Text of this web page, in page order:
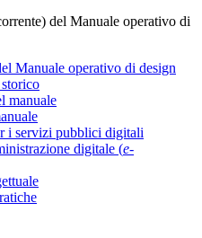
del Manuale operativo di
Manuale operativo di design
manuale
i servizi pubblici digitali
digitale (e-